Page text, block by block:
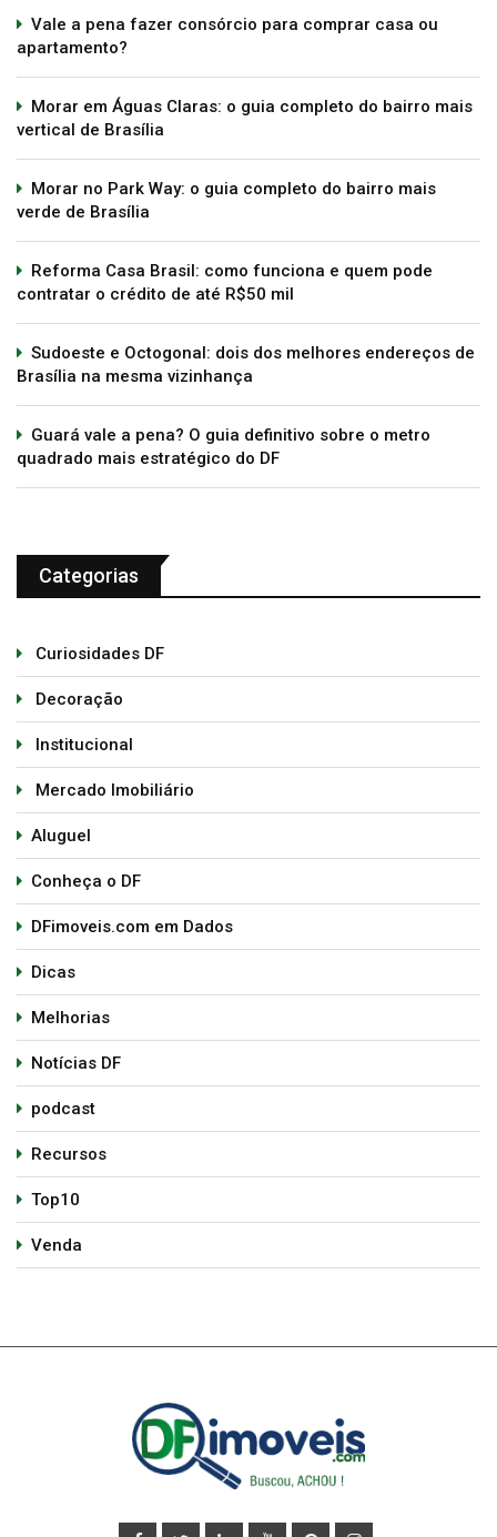
Vale a pena fazer consórcio para comprar casa ou
apartamento?
Morar em Águas Claras: o guia completo do bairro mais
vertical de Brasília
Morar no Park Way: o guia completo do bairro mais
verde de Brasília
Reforma Casa Brasil: como funciona e quem pode
contratar o crédito de até R$50 mil
Sudoeste e Octogonal: dois dos melhores endereços de
Brasília na mesma vizinhança
Guará vale a pena? O guia definitivo sobre o metro
quadrado mais estratégico do DF
Categorias
Curiosidades DF
Decoração
Institucional
Mercado Imobiliário
Aluguel
Conheça o DF
DFimoveis.com em Dados
Dicas
Melhorias
Notícias DF
podcast
Recursos
Top10
Venda